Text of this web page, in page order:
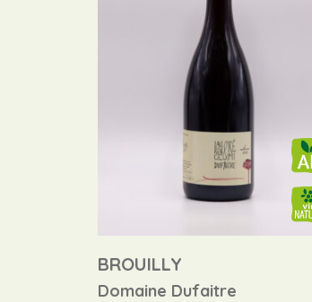
BROUILLY
Domaine Dufaitre